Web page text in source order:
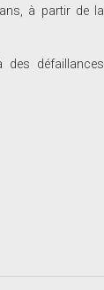
à partir de la
des défaillances